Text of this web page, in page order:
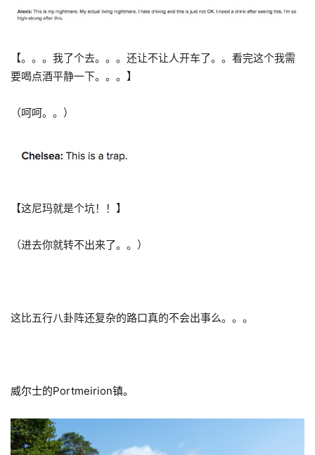
【。。。我了个去。。。还让不让人开车了。。看完这个我需
要喝点酒平静一下。。。】
（呵呵。。）
【这尼玛就是个坑！！】
（进去你就转不出来了。。）
这比五行八卦阵还复杂的路口真的不会出事么。。。
威尔士的Portmeirion镇。